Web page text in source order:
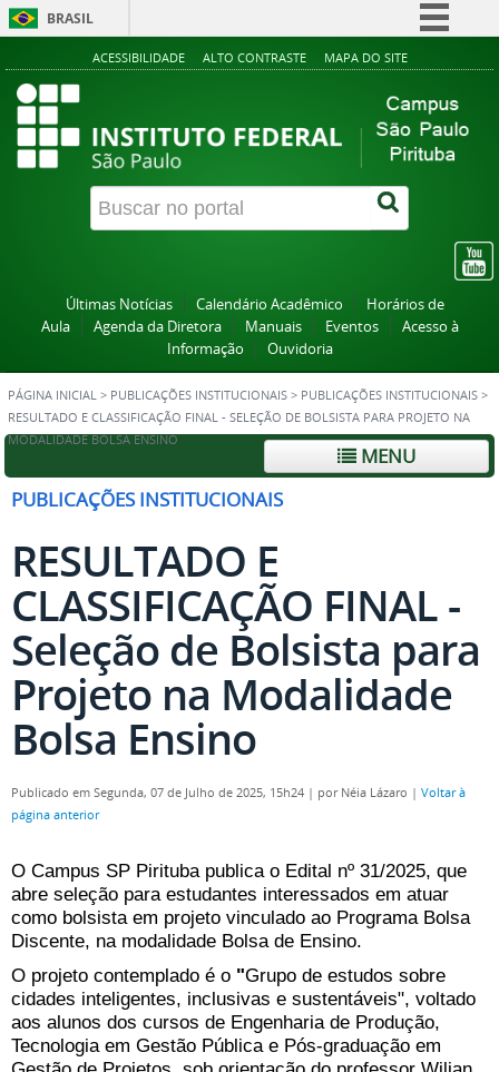
BRASIL
Simplifique!
Participe
Acesso à informação
Legislação
Canais
ACESSIBILIDADE ALTO CONTRASTE MAPA DO SITE
Últimas Notícias Calendário Acadêmico
Horários de
Aula
Agenda da Diretora Manuais Eventos
Acesso à
Informação
Ouvidoria
PÁGINA INICIAL > PUBLICAÇÕES INSTITUCIONAIS > PUBLICAÇÕES INSTITUCIONAIS >
RESULTADO E CLASSIFICAÇÃO FINAL - SELEÇÃO DE BOLSISTA PARA PROJETO NA
MODALIDADE BOLSA ENSINO
MENU
PUBLICAÇÕES INSTITUCIONAIS
RESULTADO E
CLASSIFICAÇÃO FINAL -
Seleção de Bolsista para
Projeto na Modalidade
Bolsa Ensino
Publicado em Segunda, 07 de Julho de 2025, 15h24 | por Néia Lázaro | Voltar à
página anterior
O Campus SP Pirituba publica o Edital nº 31/2025, que
abre seleção para estudantes interessados em atuar
como bolsista em projeto vinculado ao Programa Bolsa
Discente, na modalidade Bolsa de Ensino.
O projeto contemplado é o "Grupo de estudos sobre
cidades inteligentes, inclusivas e sustentáveis", voltado
aos alunos dos cursos de Engenharia de Produção,
Tecnologia em Gestão Pública e Pós-graduação em